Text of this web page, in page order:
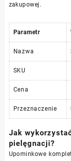
zakupowej.
Parametr
Nazwa
SKU
Cena
Przeznaczenie
Jak
pielęgnacji?
Upominkowe